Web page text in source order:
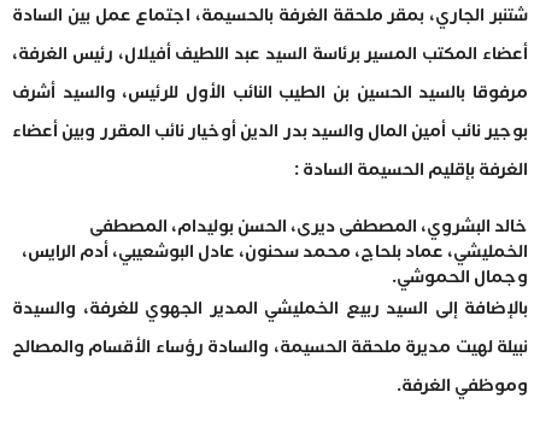
شتنبر الجاري، بمقر ملحقة الغرفة بالحسيمة، اجتماع عمل بين السادة
أعضاء المكتب المسير برئاسة السيد عبد اللطيف أفيلال، رئيس الغرفة،
مرفوقا بالسيد الحسين بن الطيب النائب الأول للرئيس، والسيد أشرف
بوجير نائب أمين المال والسيد بدر الدين أوخيار نائب المقرر وبين أعضاء
الغرفة بإقليم الحسيمة السادة :
خالد البشروي، المصطفى ديرى، الحسن بوليدام، المصطفى
الخمليشي، عماد بلحاج، محمد سحنون، عادل البوشعيبي، أدم الرايس،
وجمال الحموشي.
بالإضافة إلى السيد ربيع الخمليشي المدير الجهوي للغرفة، والسيدة
نبيلة لهيت مديرة ملحقة الحسيمة، والسادة رؤساء الأقسام والمصالح
وموظفي الغرفة.